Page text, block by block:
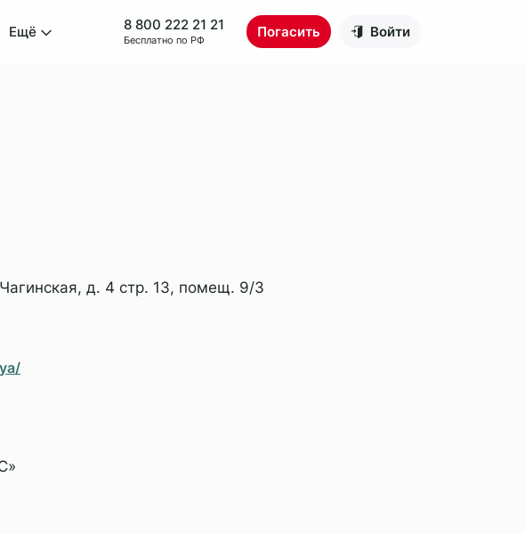
Ещё 8 800 222 21 21
Бесплатно по РФ Погасить Войти
д. 4 стр. 13, помещ. 9/3